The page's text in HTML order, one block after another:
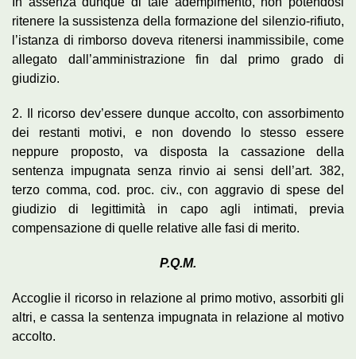
ritenere la sussistenza della formazione del silenzio-rifiuto,
l’istanza di rimborso doveva ritenersi inammissibile, come
allegato dall’amministrazione fin dal primo grado di
giudizio.
2. Il ricorso dev’essere dunque accolto, con assorbimento
dei restanti motivi, e non dovendo lo stesso essere
neppure proposto, va disposta la cassazione della
sentenza impugnata senza rinvio ai sensi dell’art. 382,
terzo comma, cod. proc. civ., con aggravio di spese del
giudizio di legittimità in capo agli intimati, previa
compensazione di quelle relative alle fasi di merito.
P.Q.M.
Accoglie il ricorso in relazione al primo motivo, assorbiti gli
altri, e cassa la sentenza impugnata in relazione al motivo
accolto.